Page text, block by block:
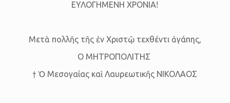
ΕΥΛΟΓΗΜΕΝΗ ΧΡΟΝΙΑ!
Μετὰ πολλῆς τῆς ἐν Χριστῷ τεχθέντι ἀγάπης,
Ο ΜΗΤΡΟΠΟΛΙΤΗΣ
† Ὁ Μεσογαίας καὶ Λαυρεωτικῆς ΝΙΚΟΛΑΟΣ